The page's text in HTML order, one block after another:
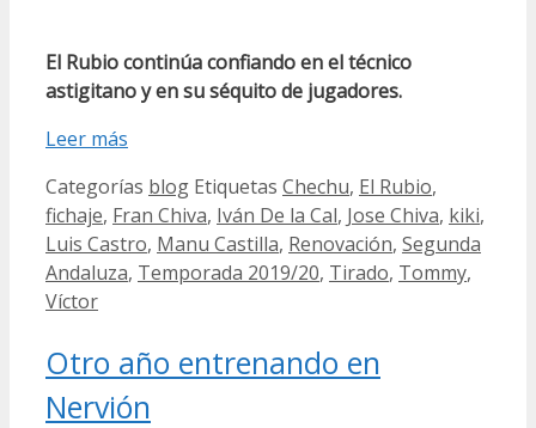
El Rubio continúa confiando en el técnico
astigitano y en su séquito de jugadores.
Leer más
Categorías blog Etiquetas Chechu, El Rubio,
fichaje, Fran Chiva, Iván De la Cal, Jose Chiva, kiki,
Luis Castro, Manu Castilla, Renovación, Segunda
Andaluza, Temporada 2019/20, Tirado, Tommy,
Víctor
Otro año entrenando en
Nervión